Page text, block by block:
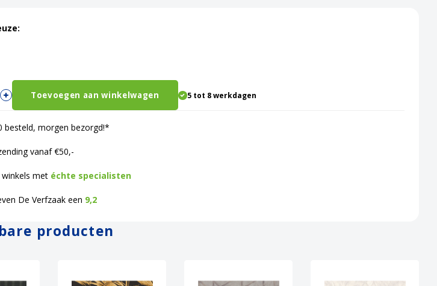
Toevoegen aan winkelwagen 5 tot 8 werkdagen
besteld, morgen bezorgd!*
vanaf €50,-
met échte specialisten
De Verfzaak een 9,2
producten